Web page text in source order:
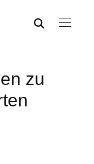
zu